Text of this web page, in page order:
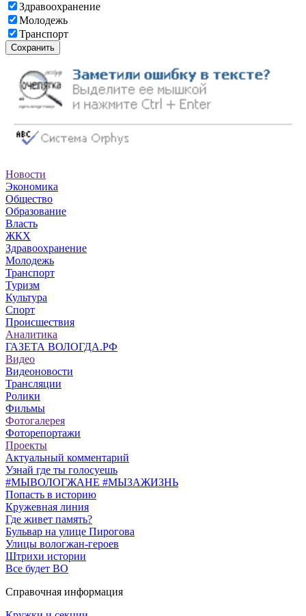
Здравоохранение
Молодежь
Транспорт
Сохранить
Новости
Экономика
Общество
Образование
Власть
ЖКХ
Здравоохранение
Молодежь
Транспорт
Туризм
Культура
Спорт
Происшествия
Аналитика
ГАЗЕТА ВОЛОГДА.РФ
Видео
Видеоновости
Трансляции
Ролики
Фильмы
Фотогалерея
Фоторепортажи
Проекты
Актуальный комментарий
Узнай где ты голосуешь
#МЫВОЛОГЖАНЕ #МЫЗАЖИЗНЬ
Попасть в историю
Кружевная линия
Где живет память?
Бульвар на улице Пирогова
Улицы вологжан-героев
Штрихи истории
Все будет ВО
Справочная информация